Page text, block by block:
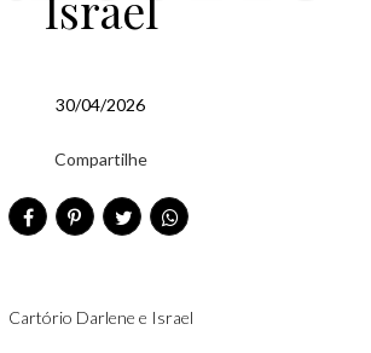
Israel
30/04/2026
Compartilhe
Cartório Darlene e Israel